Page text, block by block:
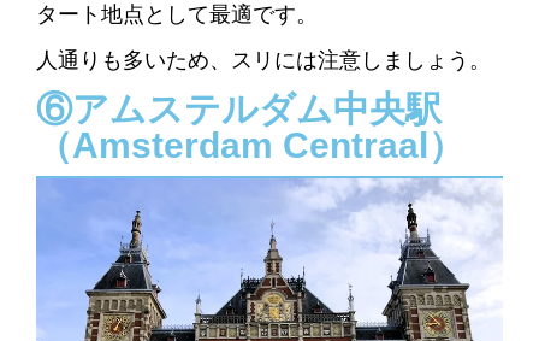
タート地点として最適です。
人通りも多いため、スリには注意しましょう。
⑥アムステルダム中央駅
（Amsterdam Centraal）